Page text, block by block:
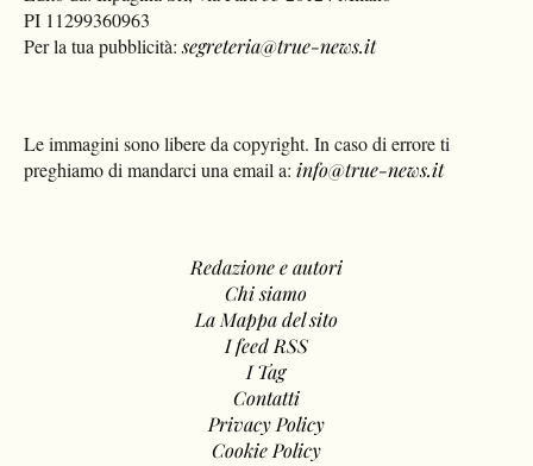
PI 11299360963
Per la tua pubblicità:segreteria@true-news.it
Le immagini sono libere da copyright. In caso di errore ti
preghiamo di mandarci una email a: info@true-news.it
Redazione e autori
Chi siamo
La Mappa del sito
I feed RSS
I Tag
Contatti
Privacy Policy
Cookie Policy